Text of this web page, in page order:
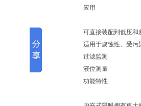
应用
可直接装配到低压和
适用于腐蚀性、受污
过滤监测
液位测量
功能特性